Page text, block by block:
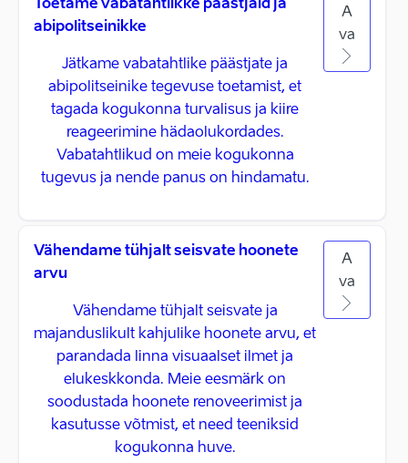
Toetame vabatahtlikke päästjaid ja
abipolitseinikke
Jätkame vabatahtlike päästjate ja
abipolitseinike tegevuse toetamist, et
tagada kogukonna turvalisus ja kiire
reageerimine hädaolukordades.
Vabatahtlikud on meie kogukonna
tugevus ja nende panus on hindamatu.
A
va
Vähendame tühjalt seisvate hoonete
arvu
Vähendame tühjalt seisvate ja
majanduslikult kahjulike hoonete arvu, et
parandada linna visuaalset ilmet ja
elukeskkonda. Meie eesmärk on
soodustada hoonete renoveerimist ja
kasutusse võtmist, et need teeniksid
kogukonna huve.
A
va